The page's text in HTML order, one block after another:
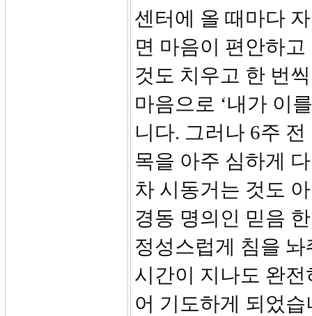
센터에 올 때마다
면 마음이 편안하
것도 치우고 한 번
마음으로 ‘내가 이
니다. 그러나 6주
목을 아주 심하게
차 시동거는 것도
경동 명의인 믿음
정성스럽게 침을
시간이 지나도 완
어 기도하게 되었